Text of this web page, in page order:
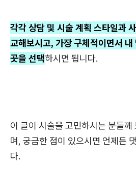
각각 상담 및 시술 계획 스타일과
교해보시고, 가장 구체적이면서
곳을 선택하시면 됩니다.
이 글이 시술을 고민하시는 분들
며, 궁금한 점이 있으시면 언제든
다.